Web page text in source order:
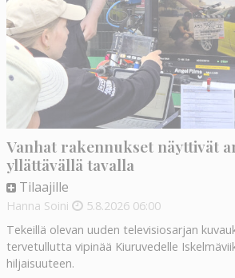
Vanhat rakennukset näyttivät
yllättävällä tavalla
Tilaajille
Hanna Soini 5.8.2026 06:00
Tekeillä olevan uuden televisiosarjan
tervetullutta vipinää Kiuruvedelle
hiljaisuuteen.